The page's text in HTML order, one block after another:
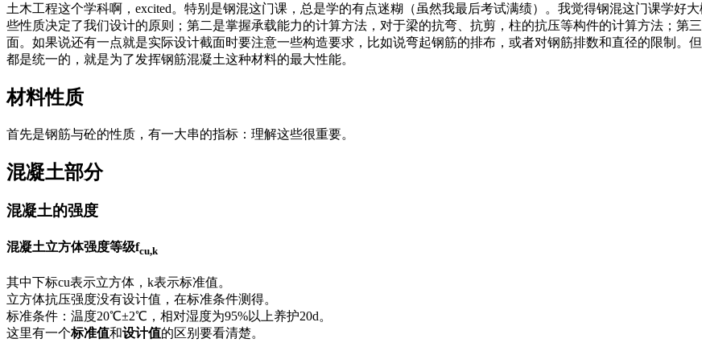
土木工程这个学科啊，excited。特别是钢混这门课，总是学的有点迷糊（虽然我最后考试满绩）。我觉得钢混这门课学好
些性质决定了我们设计的原则；第二是掌握承载能力的计算方法，对于梁的抗弯、抗剪，柱的抗压等构件的计算方法；第
面。如果说还有一点就是实际设计截面时要注意一些构造要求，比如说弯起钢筋的排布，或者对钢筋排数和直径的限制。
都是统一的，就是为了发挥钢筋混凝土这种材料的最大性能。
材料性质
首先是钢筋与砼的性质，有一大串的指标：理解这些很重要。
混凝土部分
混凝土的强度
混凝土立方体强度等级fcu,k
其中下标cu表示立方体，k表示标准值。
立方体抗压强度没有设计值，在标准条件测得。
标准条件：温度20℃±2℃，相对湿度为95%以上养护20d。
这里有一个标准值和设计值的区别要看清楚。